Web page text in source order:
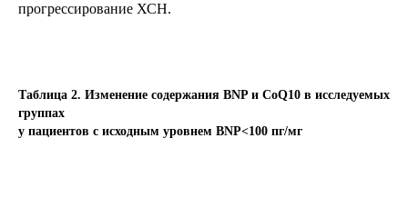
прогрессирование ХСН.
Таблица 2. Изменение содержания BNP и CoQ10 в исследуемых
группах
у пациентов с исходным уровнем BNP<100 пг/мг